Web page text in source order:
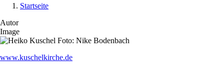
Startseite
Autor
Image
www.kuschelkirche.de